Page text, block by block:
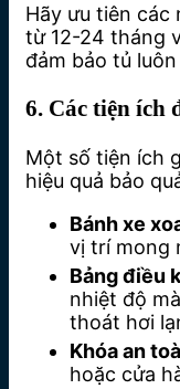
Hãy ưu tiên các
từ 12-24 tháng
đảm bảo tủ
6. Các tiện ích
Một số tiện ích
hiệu quả bảo
Bánh xe
vị trí mong
Bảng điều
nhiệt độ
thoát hơi
Khóa an
hoặc cửa